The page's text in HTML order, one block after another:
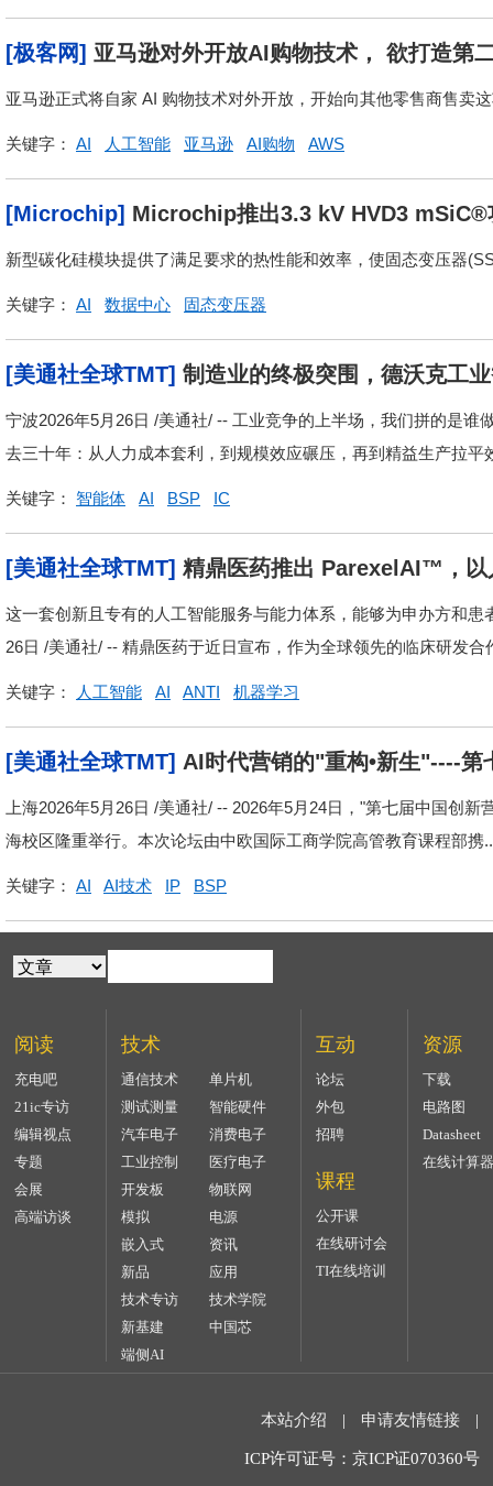
[极客网] 亚马逊对外开放AI购物技术， 欲打造第
亚马逊正式将自家 AI 购物技术对外开放，开始向其他零售商售卖
关键字： AI 人工智能 亚马逊 AI购物 AWS
[Microchip] Microchip推出3.3 kV HVD3 mSiC®
用
新型碳化硅模块提供了满足要求的热性能和效率，使固态变压器
关键字： AI 数据中心 固态变压器
[美通社全球TMT] 制造业的终极突围，德沃克工
宁波2026年5月26日 /美通社/ -- 工业竞争的上半场，我们拼的是
去三十年：从人力成本套利，到规模效应碾压，再到精益生产拉平
关键字： 智能体 AI BSP IC
[美通社全球TMT] 精鼎医药推出 ParexelAI™，以
这一套创新且专有的人工智能服务与能力体系，能够为申办方和
26日 /美通社/ -- 精鼎医药于近日宣布，作为全球领先的临床研发
关键字： 人工智能 AI ANTI 机器学习
[美通社全球TMT] AI时代营销的"重构•新生"----
上海2026年5月26日 /美通社/ -- 2026年5月24日，"第七届中国创
海校区隆重举行。本次论坛由中欧国际工商学院高管教育课程部携
关键字： AI AI技术 IP BSP
阅读
充电吧
21ic专访
编辑视点
专题
会展
高端访谈
技术
通信技术
单片机
测试测量
智能硬件
汽车电子
消费电子
工业控制
医疗电子
开发板
物联网
模拟
电源
嵌入式
资讯
新品
应用
技术专访
技术学院
新基建
中国芯
端侧AI
互动
论坛
外包
招聘
课程
公开课
在线研讨会
TI在线培训
资源
下载
电路图
Datasheet
在线计算器
本站介绍 | 申请友情链接 |
ICP许可证号：京ICP证070360